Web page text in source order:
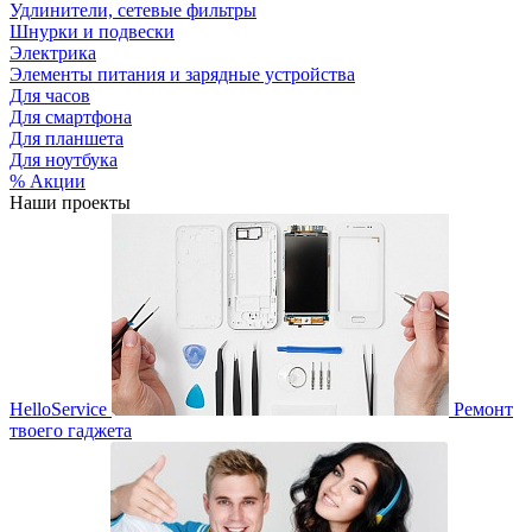
Удлинители, сетевые фильтры
Шнурки и подвески
Электрика
Элементы питания и зарядные устройства
Для часов
Для смартфона
Для планшета
Для ноутбука
% Акции
Наши проекты
HelloService
Ремонт
твоего гаджета